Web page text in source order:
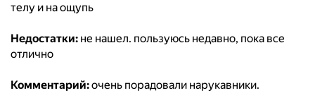
телу и на ощупь
Недостатки: не нашел. пользуюсь недавно, пока все
отлично
Комментарий:очень порадовали нарукавники.